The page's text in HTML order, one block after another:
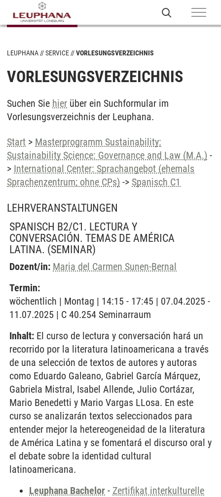
LEUPHANA SERVICE VORLESUNGSVERZEICHNIS
VORLESUNGSVERZEICHNIS
Suchen Sie hier über ein Suchformular im
Vorlesungsverzeichnis der Leuphana.
Start > Masterprogramm Sustainability:
Sustainability Science: Governance and Law (M.A.) -
> International Center: Sprachangebot (ehemals
Sprachenzentrum; ohne CPs) -> Spanisch C1
LEHRVERANSTALTUNGEN
SPANISCH B2/C1. LECTURA Y
CONVERSACIÓN. TEMAS DE AMÉRICA
LATINA. (SEMINAR)
Dozent/in: Maria del Carmen Sunen-Bernal
Termin:
wöchentlich | Montag | 14:15 - 17:45 | 07.04.2025 -
11.07.2025 | C 40.254 Seminarraum
Inhalt: El curso de lectura y conversación hará un
recorrido por la literatura latinoamericana a través
de una selección de textos de autores y autoras
como Eduardo Galeano, Gabriel García Márquez,
Gabriela Mistral, Isabel Allende, Julio Cortázar,
Mario Benedetti y Mario Vargas LLosa. En este
curso se analizarán textos seleccionados para
entender mejor la hetereogeneidad de la literatura
de América Latina y se fomentará el discurso oral y
el debate sobre la identidad cultural
latinoamericana.
Leuphana Bachelor - Zertifikat interkulturelle